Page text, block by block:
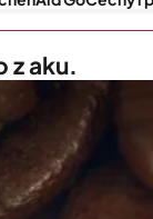
z aku.